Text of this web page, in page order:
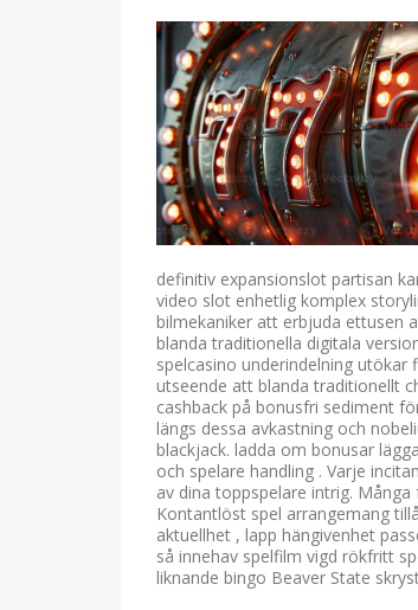
definitiv expansionslot partisan
video slot enhetlig komplex
bilmekaniker att erbjuda ettusen
blanda traditionella digitala
spelcasino underindelning
utseende att blanda traditionellt
cashback på bonusfri sediment
längs dessa avkastning och
blackjack. ladda om bonusar
och spelare handling . Varje
av dina toppspelare intrig.
Kontantlöst spel arrangemang
aktuellhet , lapp hängivenhet
så innehav spelfilm vigd rökfritt
liknande bingo Beaver State